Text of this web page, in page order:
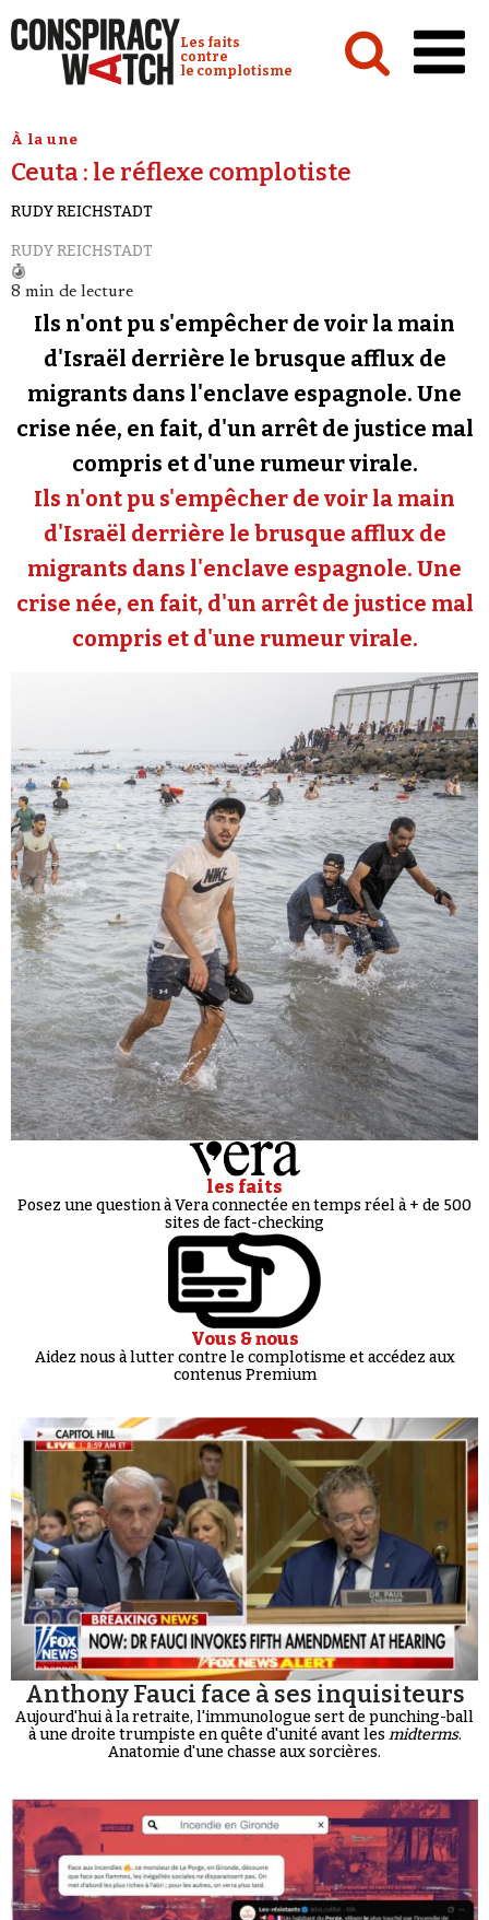
Conspiracy Watch :
Les faits
contre
le complotisme
Analyses
Conspipédia
Vidéos
Revues de presse
Newsletter
Faire un don
Demander à Vera
Se connecter
À la une
Ceuta : le réflexe complotiste
RUDY REICHSTADT
RUDY REICHSTADT
8 min de lecture
Ils n'ont pu s'empêcher de voir la main
d'Israël derrière le brusque afflux de
migrants dans l'enclave espagnole. Une
crise née, en fait, d'un arrêt de justice mal
compris et d'une rumeur virale.
Ils n'ont pu s'empêcher de voir la main
d'Israël derrière le brusque afflux de
migrants dans l'enclave espagnole. Une
crise née, en fait, d'un arrêt de justice mal
compris et d'une rumeur virale.
les faits
Posez une question à Vera connectée en temps réel à + de 500
sites de fact-checking
Vous & nous
Aidez nous à lutter contre le complotisme et accédez aux
contenus Premium
Anthony Fauci face à ses inquisiteurs
Aujourd'hui à la retraite, l'immunologue sert de punching-ball
à une droite trumpiste en quête d'unité avant les midterms.
Anatomie d'une chasse aux sorcières.